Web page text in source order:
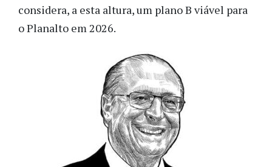
considera, a esta altura, um plano B viável para
o Planalto em 2026.